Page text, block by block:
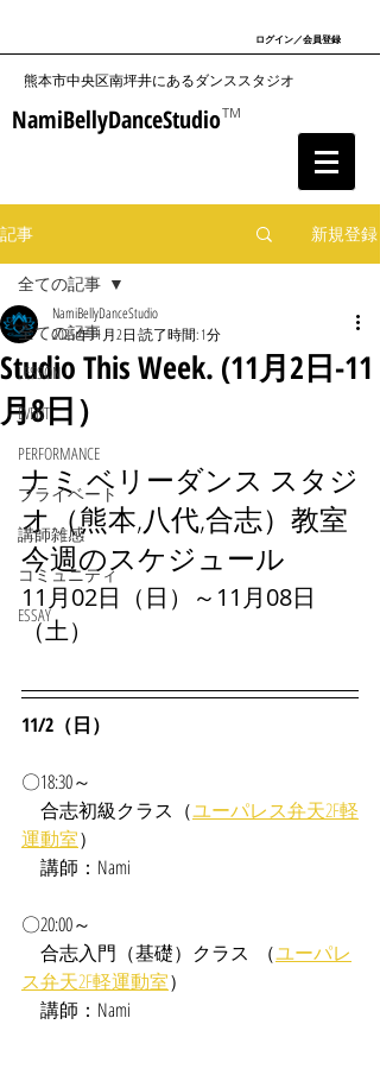
ログイン／会員登録
​熊本市中央区南坪井にあるダンススタジオ
NamiBellyDanceStudioTM
記事 新規登録
全ての記事
LESSON
EVENT
PERFORMANCE
プライベート
講師雑感
コミュニティ
ESSAY
全ての記事
Studio This Week. (11月2日-11
月8日）
NamiBellyDanceStudio
2025年11月2日 読了時間: 1分
ナミ ベリーダンス スタジ
オ（熊本,八代,合志）教室
今週のスケジュール
11月02日（日）～11月08日
（土）
11/2（日）
〇18:30～
合志初級クラス（ユーパレス弁天2F軽
運動室）
講師：Nami
〇20:00～
合志入門（基礎）クラス  （ユーパレ
ス弁天2F軽運動室）
講師：Nami